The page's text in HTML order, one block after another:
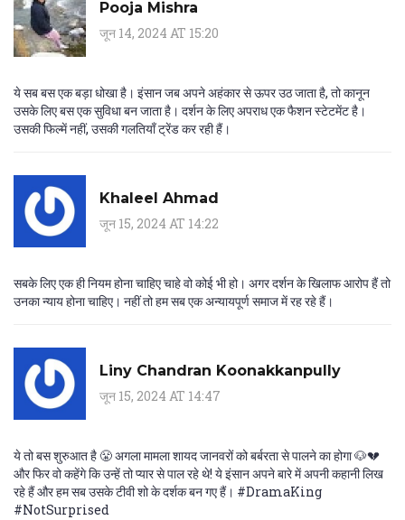
Pooja Mishra
जून 14, 2024 AT 15:20
ये सब बस एक बड़ा धोखा है। इंसान जब अपने अहंकार से ऊपर उठ जाता है, तो कानून
उसके लिए बस एक सुविधा बन जाता है। दर्शन के लिए अपराध एक फैशन स्टेटमेंट है।
उसकी फिल्में नहीं, उसकी गलतियाँ ट्रेंड कर रही हैं।
Khaleel Ahmad
जून 15, 2024 AT 14:22
सबके लिए एक ही नियम होना चाहिए चाहे वो कोई भी हो। अगर दर्शन के खिलाफ आरोप हैं तो
उनका न्याय होना चाहिए। नहीं तो हम सब एक अन्यायपूर्ण समाज में रह रहे हैं।
Liny Chandran Koonakkanpully
जून 15, 2024 AT 14:47
ये तो बस शुरुआत है 😤 अगला मामला शायद जानवरों को बर्बरता से पालने का होगा 🐶💔
और फिर वो कहेंगे कि उन्हें तो प्यार से पाल रहे थे! ये इंसान अपने बारे में अपनी कहानी लिख
रहे हैं और हम सब उसके टीवी शो के दर्शक बन गए हैं। #DramaKing
#NotSurprised